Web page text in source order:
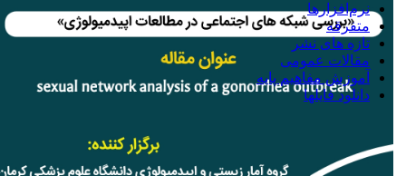
نرم‌افزارها
متفرقه
تازه های نشر
مقالات عمومی
آموزش مفاهیم پایه
دانلود فایلها